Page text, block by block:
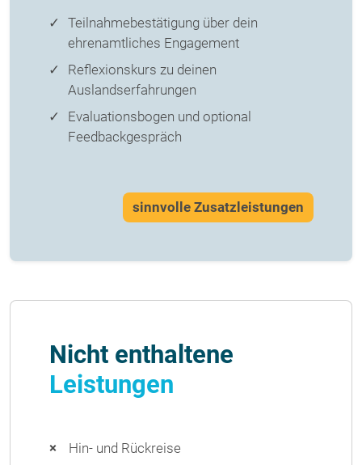
Teilnahmebestätigung über dein
ehrenamtliches Engagement
Reflexionskurs zu deinen
Auslandserfahrungen
Evaluationsbogen und optional
Feedbackgespräch
sinnvolle Zusatzleistungen
Nicht enthaltene
Leistungen
Hin- und Rückreise